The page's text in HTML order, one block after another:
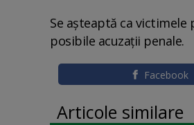
Se așteaptă ca victimele
posibile acuzații penale.
Facebook
Articole similare